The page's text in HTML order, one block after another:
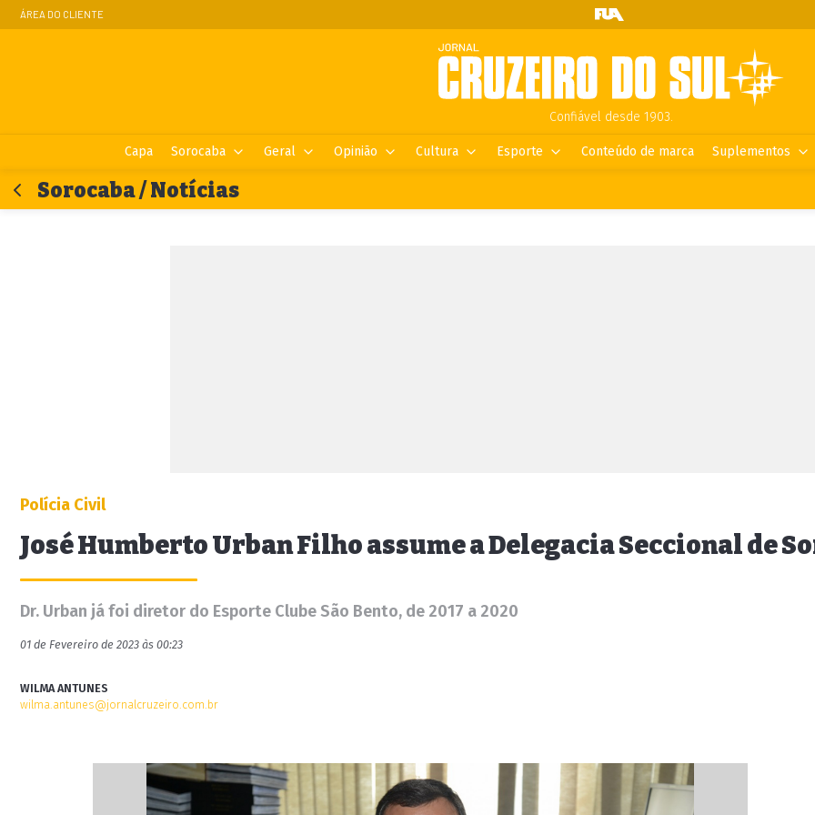
ÁREA DO CLIENTE
Confiável desde 1903.
Capa Sorocaba Geral Opinião Cultura Esporte Conteúdo de marca Suplementos
Sorocaba / Notícias
Polícia Civil
José Humberto Urban Filho assume a Delegacia Seccional de
Dr. Urban já foi diretor do Esporte Clube São Bento, de 2017 a 2020
01 de Fevereiro de 2023 às 00:23
WILMA ANTUNES
wilma.antunes@jornalcruzeiro.com.br